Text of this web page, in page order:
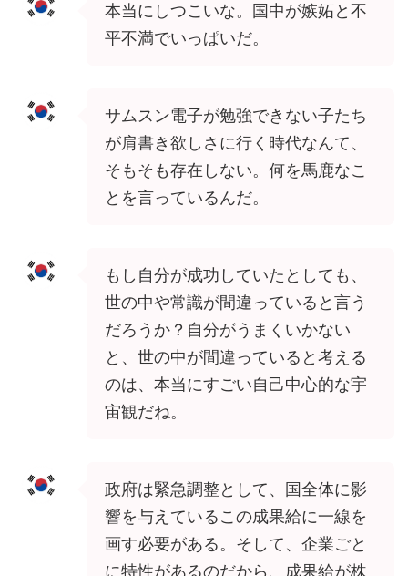
本当にしつこいな。国中が嫉妬と不
平不満でいっぱいだ。
サムスン電子が勉強できない子たち
が肩書き欲しさに行く時代なんて、
そもそも存在しない。何を馬鹿なこ
とを言っているんだ。
もし自分が成功していたとしても、
世の中や常識が間違っていると言う
だろうか？自分がうまくいかない
と、世の中が間違っていると考える
のは、本当にすごい自己中心的な宇
宙観だね。
政府は緊急調整として、国全体に影
響を与えているこの成果給に一線を
画す必要がある。そして、企業ごと
に特性があるのだから、成果給が株